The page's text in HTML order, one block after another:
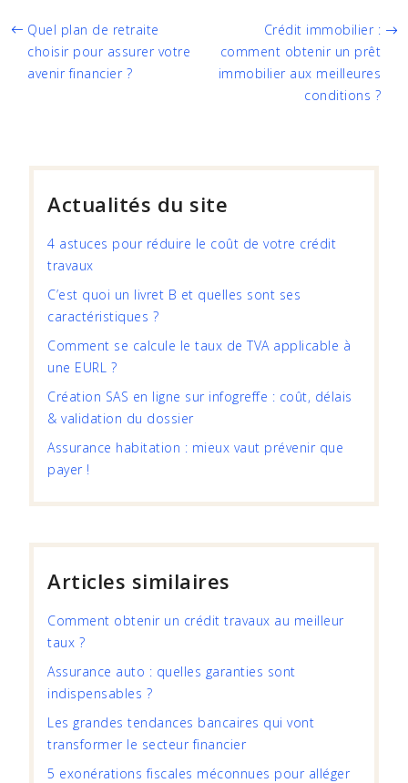
Quel plan de retraite
choisir pour assurer votre
avenir financier ?
Crédit immobilier :
comment obtenir un prêt
immobilier aux meilleures
conditions ?
Actualités du site
4 astuces pour réduire le coût de votre crédit
travaux
C’est quoi un livret B et quelles sont ses
caractéristiques ?
Comment se calcule le taux de TVA applicable à
une EURL ?
Création SAS en ligne sur infogreffe : coût, délais
& validation du dossier
Assurance habitation : mieux vaut prévenir que
payer !
Articles similaires
Comment obtenir un crédit travaux au meilleur
taux ?
Assurance auto : quelles garanties sont
indispensables ?
Les grandes tendances bancaires qui vont
transformer le secteur financier
5 exonérations fiscales méconnues pour alléger